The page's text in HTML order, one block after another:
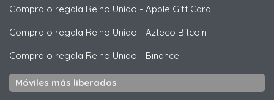
Compra o regala Reino Unido - Apple Gift Card
Compra o regala Reino Unido - Azteco Bitcoin
Compra o regala Reino Unido - Binance
Móviles más liberados